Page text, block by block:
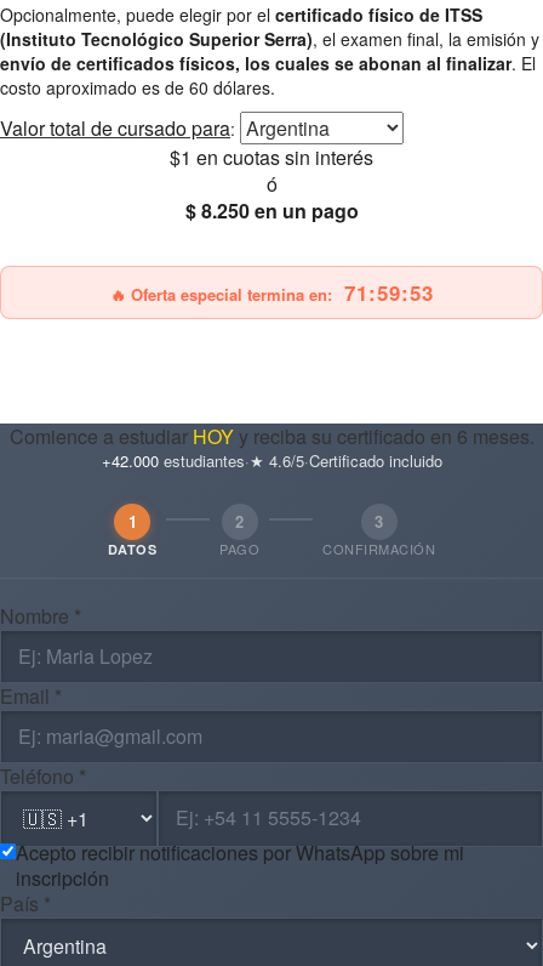
Opcionalmente, puede elegir por el certificado físico de ITSS
(Instituto Tecnológico Superior Serra), el examen final, la emisión y
envío de certificados físicos, los cuales se abonan al finalizar. El
costo aproximado es de 60 dólares.
Valor total de cursado para:
$1 en cuotas sin interés
ó
$ 8.250en un pago
🔥 Oferta especial termina en: 71:59:51
Comience a estudiar HOYy reciba su certificado en 6 meses.
+42.000estudiantes·★ 4.6/5·Certificado incluido
1
DATOS
2
PAGO
3
CONFIRMACIÓN
Nombre *
Email *
Teléfono *
Acepto recibir notificaciones por WhatsApp sobre mi
inscripción
País *